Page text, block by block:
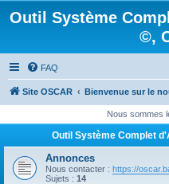
Outil Système
©,
FAQ
Site OSCAR Bienvenue sur le
Nous sommes
Outil Système Complet
Annonces
Nous contacter : https://
Sujets : 14